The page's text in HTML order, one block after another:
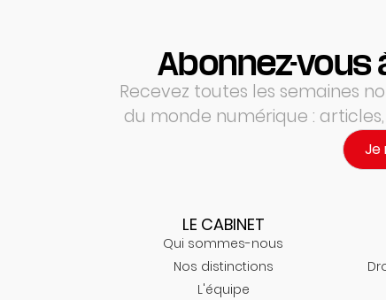
Abonnez-
Recevez toutes les semaines
du monde numérique :
Je
LE CABINET
Qui sommes-nous
Nos distinctions
L'équipe